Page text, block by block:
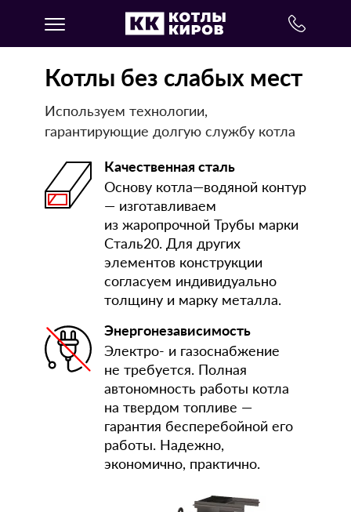
Котлы без слабых мест
Используем технологии,
гарантирующие долгую службу котла
Качественная сталь
Основу котла—водяной контур
— изготавливаем
из жаропрочной Трубы марки
Сталь20. Для других
элементов конструкции
согласуем индивидуально
толщину и марку металла.
Энергонезависимость
Электро- и газоснабжение
не требуется. Полная
автономность работы котла
на твердом топливе —
гарантия бесперебойной его
работы. Надежно,
экономично, практично.